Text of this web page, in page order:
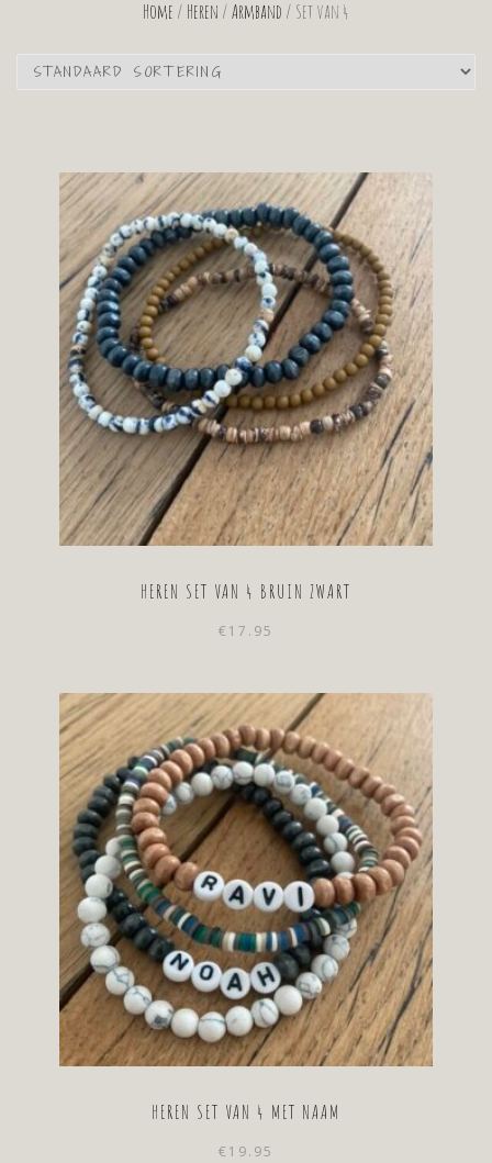
Home / Heren /Armband / Set van 4
HEREN SET VAN 4 BRUIN ZWART
€ 17.95
HEREN SET VAN 4 MET NAAM
€ 19.95